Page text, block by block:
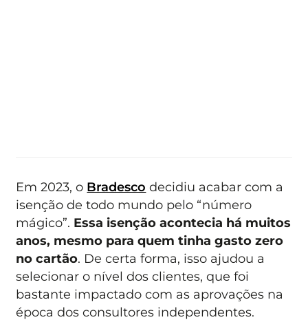
Em 2023, o Bradesco decidiu acabar com a
isenção de todo mundo pelo “número
mágico”. Essa isenção acontecia há muitos
anos, mesmo para quem tinha gasto zero
no cartão. De certa forma, isso ajudou a
selecionar o nível dos clientes, que foi
bastante impactado com as aprovações na
época dos consultores independentes.